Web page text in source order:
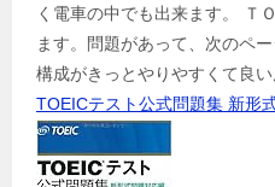
く電車の中でも出来ます。 Ｔ
ます。問題があって、次のペ
構成がきっとやりやすくて良い
TOEICテスト公式問題集 新形